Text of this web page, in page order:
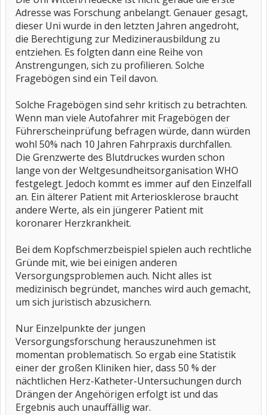
Adresse was Forschung anbelangt. Genauer gesagt,
dieser Uni wurde in den letzten Jahren angedroht,
die Berechtigung zur Medizinerausbildung zu
entziehen. Es folgten dann eine Reihe von
Anstrengungen, sich zu profilieren. Solche
Fragebögen sind ein Teil davon.
Solche Fragebögen sind sehr kritisch zu betrachten.
Wenn man viele Autofahrer mit Fragebögen der
Führerscheinprüfung befragen würde, dann würden
wohl 50% nach 10 Jahren Fahrpraxis durchfallen.
Die Grenzwerte des Blutdruckes wurden schon
lange von der Weltgesundheitsorganisation WHO
festgelegt. Jedoch kommt es immer auf den Einzelfall
an. Ein älterer Patient mit Arteriosklerose braucht
andere Werte, als ein jüngerer Patient mit
koronarer Herzkrankheit.
Bei dem Kopfschmerzbeispiel spielen auch rechtliche
Gründe mit, wie bei einigen anderen
Versorgungsproblemen auch. Nicht alles ist
medizinisch begründet, manches wird auch gemacht,
um sich juristisch abzusichern.
Nur Einzelpunkte der jungen
Versorgungsforschung herauszunehmen ist
momentan problematisch. So ergab eine Statistik
einer der großen Kliniken hier, dass 50 % der
nächtlichen Herz-Katheter-Untersuchungen durch
Drängen der Angehörigen erfolgt ist und das
Ergebnis auch unauffällig war.